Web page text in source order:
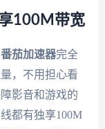
100M带宽
番茄加速器完全
，不用担心看
影音和游戏的
都有独享100M